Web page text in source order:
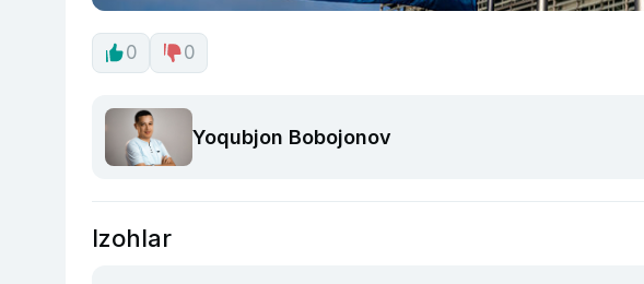
0 0
Yoqubjon Bobojonov
Izohlar